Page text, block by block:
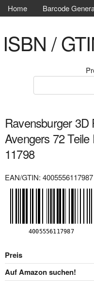
Home Barcode
ISBN /
Ravensburger
Avengers 72
11798
EAN/GTIN: 4005556117987
Preis
Auf Amazon suchen!